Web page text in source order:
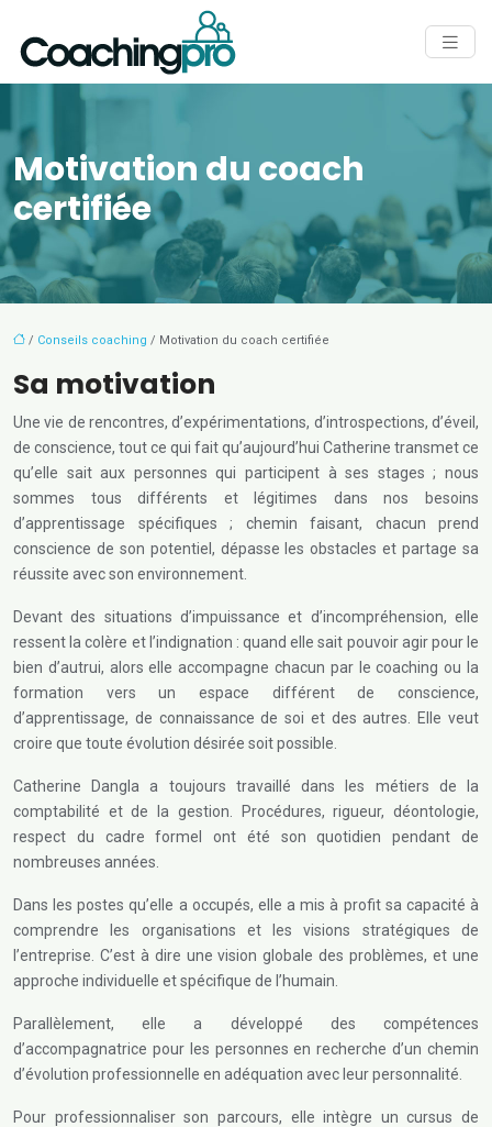
Motivation du coach
certifiée
/ Conseils coaching / Motivation du coach certifiée
Sa motivation
Une vie de rencontres, d’expérimentations, d’introspections, d’éveil,
de conscience, tout ce qui fait qu’aujourd’hui Catherine transmet ce
qu’elle sait aux personnes qui participent à ses stages ; nous
sommes tous différents et légitimes dans nos besoins
d’apprentissage spécifiques ; chemin faisant, chacun prend
conscience de son potentiel, dépasse les obstacles et partage sa
réussite avec son environnement.
Devant des situations d’impuissance et d’incompréhension, elle
ressent la colère et l’indignation : quand elle sait pouvoir agir pour le
bien d’autrui, alors elle accompagne chacun par le coaching ou la
formation vers un espace différent de conscience,
d’apprentissage, de connaissance de soi et des autres. Elle veut
croire que toute évolution désirée soit possible.
Catherine Dangla a toujours travaillé dans les métiers de la
comptabilité et de la gestion. Procédures, rigueur, déontologie,
respect du cadre formel ont été son quotidien pendant de
nombreuses années.
Dans les postes qu’elle a occupés, elle a mis à profit sa capacité à
comprendre les organisations et les visions stratégiques de
l’entreprise. C’est à dire une vision globale des problèmes, et une
approche individuelle et spécifique de l’humain.
Parallèlement, elle a développé des compétences
d’accompagnatrice pour les personnes en recherche d’un chemin
d’évolution professionnelle en adéquation avec leur personnalité.
Pour professionnaliser son parcours, elle intègre un cursus de